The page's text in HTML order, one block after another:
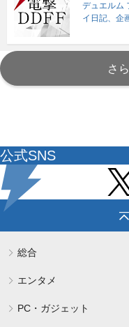
デュエルム
イ日記、企
さ
公式SNS
総合
エンタメ
PC・ガジェット